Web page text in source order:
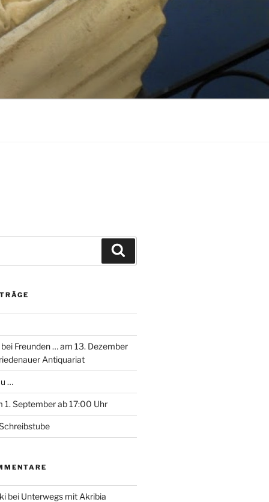
Freunden … am 13. Dezember
Antiquariat
…
1. September ab 17:00 Uhr
bei Unterwegs mit Akribia